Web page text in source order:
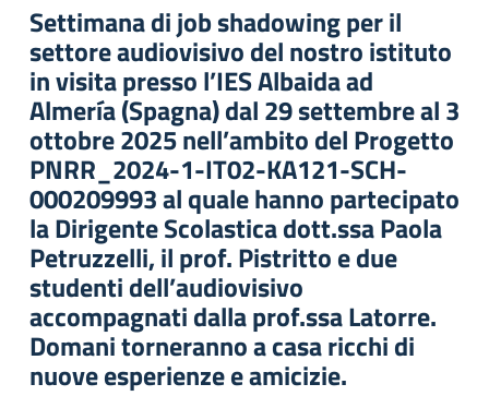
Settimana di job shadowing per il
settore audiovisivo del nostro istituto
in visita presso l’IES Albaida ad
Almería (Spagna) dal 29 settembre al 3
ottobre 2025 nell’ambito del Progetto
PNRR_2024-1-IT02-KA121-SCH-
000209993 al quale hanno partecipato
la Dirigente Scolastica dott.ssa Paola
Petruzzelli, il prof. Pistritto e due
studenti dell’audiovisivo
accompagnati dalla prof.ssa Latorre.
Domani torneranno a casa ricchi di
nuove esperienze e amicizie.